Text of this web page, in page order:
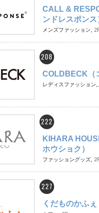
CALL &
ンドレスポンス
メンズファッション,
208
COLDBECK（
レディスファッション,
222
KIHARA
ホウショク）
ファッショングッズ,
227
くだものかふぇ